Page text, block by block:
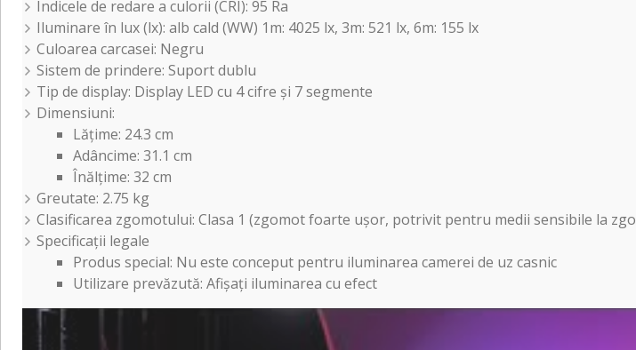
Indicele de redare a culorii (CRI): 95 Ra
Iluminare în lux (lx): alb cald (WW) 1m: 4025 lx, 3m: 521 lx, 6m: 155 lx
Culoarea carcasei: Negru
Sistem de prindere: Suport dublu
Tip de display: Display LED cu 4 cifre și 7 segmente
Dimensiuni:
Lățime: 24.3 cm
Adâncime: 31.1 cm
Înălțime: 32 cm
Greutate: 2.75 kg
Clasificarea zgomotului: Clasa 1 (zgomot foarte ușor, potrivit pentru medii sensibile la
Specificații legale
Produs special: Nu este conceput pentru iluminarea camerei de uz casnic
Utilizare prevăzută: Afișați iluminarea cu efect